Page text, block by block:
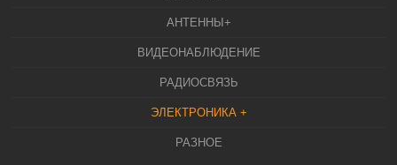
АНТЕННЫ+
ВИДЕОНАБЛЮДЕНИЕ
РАДИОСВЯЗЬ
ЭЛЕКТРОНИКА +
РАЗНОЕ